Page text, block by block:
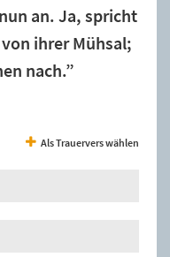
an. Ja, spricht
ihrer Mühsal;
nach.”
Als Trauervers wählen